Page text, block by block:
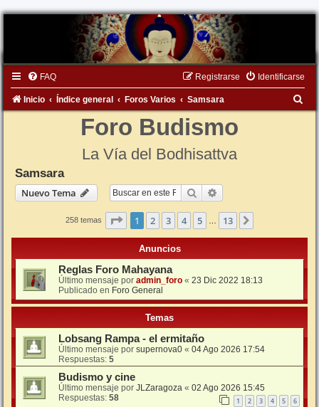
FAQ Identificarse
Registrarse
Inicio Índice general Foros Varios Samsara
Foro Budismo
La Vía del Bodhisattva
Samsara
Nuevo Tema
Buscar
258 temas Página de 13
1 2 3 4 5 13
Anuncios
Reglas Foro Mahayana
Último mensaje por admin_foro « 23 Dic 2022 18:13
Publicado en Foro General
Temas
Lobsang Rampa - el ermitaño
Último mensaje por supernova0 « 04 Ago 2026 17:54
Respuestas: 5
Budismo y cine
Último mensaje por JLZaragoza « 02 Ago 2026 15:45
Respuestas: 58 1 2 3 4 5 6